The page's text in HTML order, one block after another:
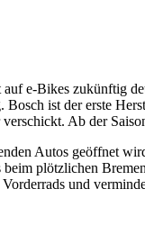
e-Bikes zukünftig
ist der erste
Ab der
Autos geöffnet
plötzlichen
und